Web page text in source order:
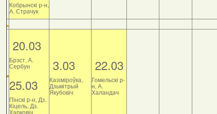
Кобрынскі р-н,
А. Страчук
20.03
Брэст, А.
Сербун
25.03
Пінскі р-н, Дз.
Кіцель, Дз.
Харковіч
3.03
Казіміроўка,
Дзьмітрый
Якубовіч
22.03
Гомельскі р-
н, А.
Халандач